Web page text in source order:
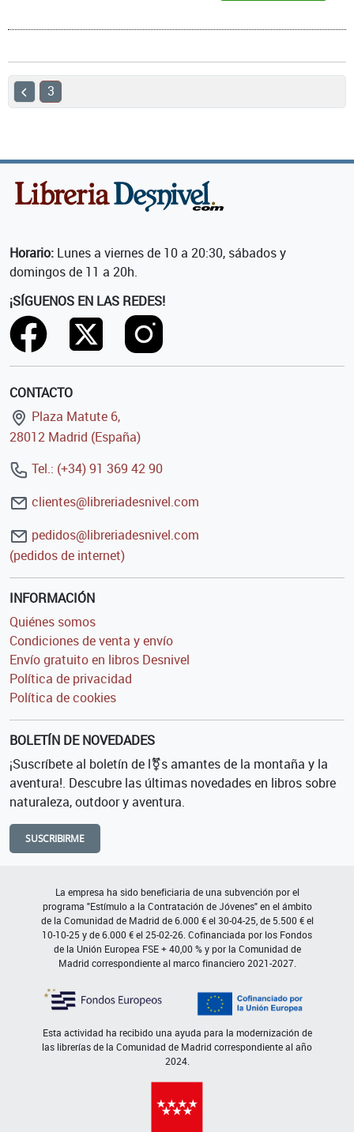
3
Horario: Lunes a viernes de 10 a 20:30, sábados y
domingos de 11 a 20h.
¡SÍGUENOS EN LAS REDES!
CONTACTO
Plaza Matute 6,
28012 Madrid (España)
Tel.: (+34) 91 369 42 90
clientes@libreriadesnivel.com
pedidos@libreriadesnivel.com
(pedidos de internet)
INFORMACIÓN
Quiénes somos
Condiciones de venta y envío
Envío gratuito en libros Desnivel
Política de privacidad
Política de cookies
BOLETÍN DE NOVEDADES
¡Suscríbete al boletín de l⚧s amantes de la montaña y la
aventura!. Descubre las últimas novedades en libros sobre
naturaleza, outdoor y aventura.
SUSCRIBIRME
La empresa ha sido beneficiaria de una subvención por el
programa "Estímulo a la Contratación de Jóvenes" en el ámbito
de la Comunidad de Madrid de 6.000 € el 30-04-25, de 5.500 € el
10-10-25 y de 6.000 € el 25-02-26. Cofinanciada por los Fondos
de la Unión Europea FSE + 40,00 % y por la Comunidad de
Madrid correspondiente al marco financiero 2021-2027.
Esta actividad ha recibido una ayuda para la modernización de
las librerías de la Comunidad de Madrid correspondiente al año
2024.